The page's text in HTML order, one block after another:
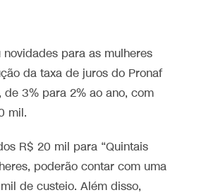
para as mulheres
da taxa de juros do Pronaf
de 3% para 2% ao ano, com
mil.
R$ 20 mil para “Quintais
poderão contar com uma
de custeio. Além disso,